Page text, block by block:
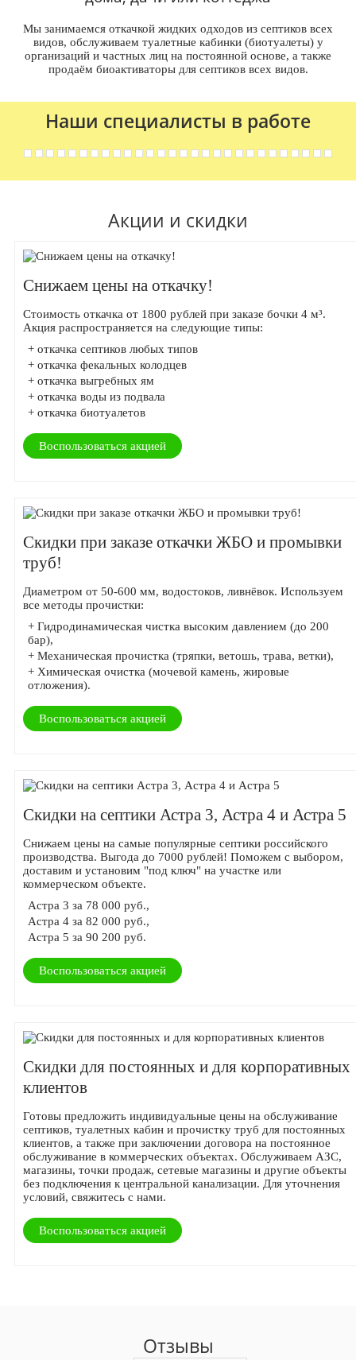
Мы занимаемся откачкой жидких одходов из септиков всех
видов, обслуживаем туалетные кабинки (биотуалеты) у
организаций и частных лиц на постоянной основе, а также
продаём биоактиваторы для септиков всех видов.
Наши специалисты в работе
Акции и скидки
Снижаем цены на откачку!
Стоимость откачка от 1800 рублей при заказе бочки 4 м³.
Акция распространяется на следующие типы:
+ откачка септиков любых типов
+ откачка фекальных колодцев
+ откачка выгребных ям
+ откачка воды из подвала
+ откачка биотуалетов
Воспользоваться акцией
Скидки при заказе откачки ЖБО и промывки
труб!
Диаметром от 50-600 мм, водостоков, ливнёвок. Используем
все методы прочистки:
+ Гидродинамическая чистка высоким давлением (до 200
бар),
+ Механическая прочистка (тряпки, ветошь, трава, ветки),
+ Химическая очистка (мочевой камень, жировые
отложения).
Воспользоваться акцией
Скидки на септики Астра 3, Астра 4 и Астра 5
Снижаем цены на самые популярные септики российского
производства. Выгода до 7000 рублей! Поможем с выбором,
доставим и установим "под ключ" на участке или
коммерческом объекте.
Астра 3 за 78 000 руб.,
Астра 4 за 82 000 руб.,
Астра 5 за 90 200 руб.
Воспользоваться акцией
Скидки для постоянных и для корпоративных
клиентов
Готовы предложить индивидуальные цены на обслуживание
септиков, туалетных кабин и прочистку труб для постоянных
клиентов, а также при заключении договора на постоянное
обслуживание в коммерческих объектах. Обслуживаем АЗС,
магазины, точки продаж, сетевые магазины и другие объекты
без подключения к центральной канализации. Для уточнения
условий, свяжитесь с нами.
Воспользоваться акцией
Отзывы